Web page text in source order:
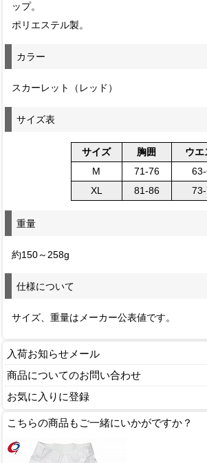
ップ。
ポリエステル製。
カラー
スカーレット（レッド）
サイズ表
サイズ 胸囲
ウエ
M
71-76
XL
81-86
重量
約150～258g
仕様について
サイズ、重量はメーカー公表値です。
入荷お知らせメール
商品についてのお問い合わせ
お気に入りに登録
こちらの商品もご一緒にいかがですか？